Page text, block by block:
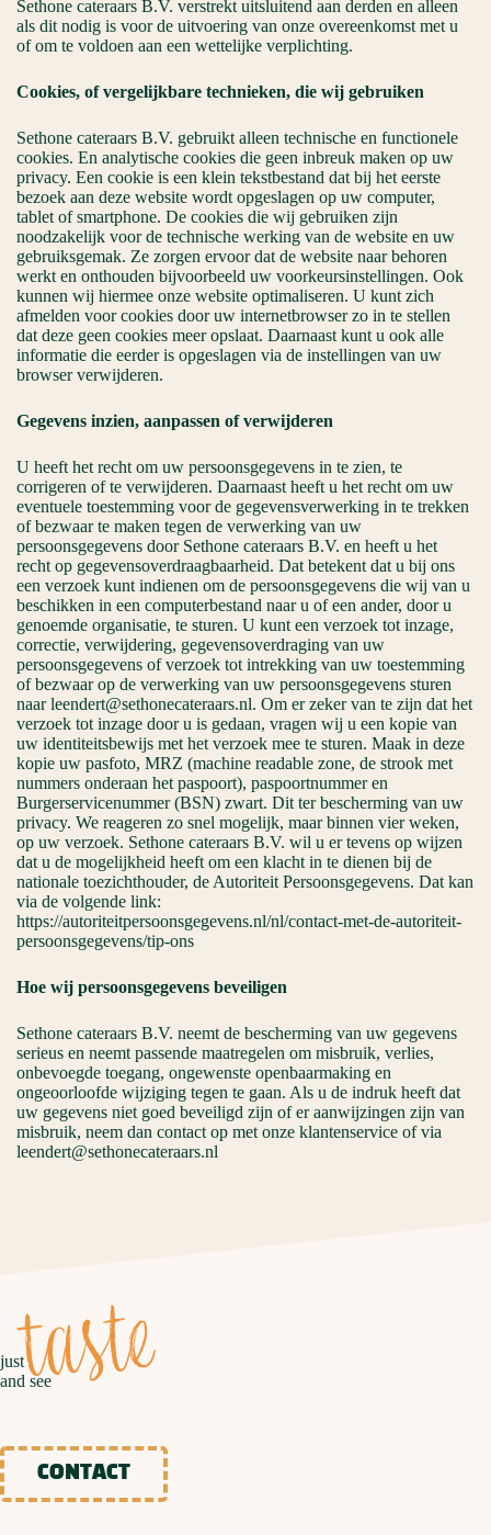
Sethone cateraars B.V. verstrekt uitsluitend aan derden en alleen
als dit nodig is voor de uitvoering van onze overeenkomst met u
of om te voldoen aan een wettelijke verplichting.
Cookies, of vergelijkbare technieken, die wij gebruiken
Sethone cateraars B.V. gebruikt alleen technische en functionele
cookies. En analytische cookies die geen inbreuk maken op uw
privacy. Een cookie is een klein tekstbestand dat bij het eerste
bezoek aan deze website wordt opgeslagen op uw computer,
tablet of smartphone. De cookies die wij gebruiken zijn
noodzakelijk voor de technische werking van de website en uw
gebruiksgemak. Ze zorgen ervoor dat de website naar behoren
werkt en onthouden bijvoorbeeld uw voorkeursinstellingen. Ook
kunnen wij hiermee onze website optimaliseren. U kunt zich
afmelden voor cookies door uw internetbrowser zo in te stellen
dat deze geen cookies meer opslaat. Daarnaast kunt u ook alle
informatie die eerder is opgeslagen via de instellingen van uw
browser verwijderen.
Gegevens inzien, aanpassen of verwijderen
U heeft het recht om uw persoonsgegevens in te zien, te
corrigeren of te verwijderen. Daarnaast heeft u het recht om uw
eventuele toestemming voor de gegevensverwerking in te trekken
of bezwaar te maken tegen de verwerking van uw
persoonsgegevens door Sethone cateraars B.V. en heeft u het
recht op gegevensoverdraagbaarheid. Dat betekent dat u bij ons
een verzoek kunt indienen om de persoonsgegevens die wij van u
beschikken in een computerbestand naar u of een ander, door u
genoemde organisatie, te sturen. U kunt een verzoek tot inzage,
correctie, verwijdering, gegevensoverdraging van uw
persoonsgegevens of verzoek tot intrekking van uw toestemming
of bezwaar op de verwerking van uw persoonsgegevens sturen
naar leendert@sethonecateraars.nl. Om er zeker van te zijn dat het
verzoek tot inzage door u is gedaan, vragen wij u een kopie van
uw identiteitsbewijs met het verzoek mee te sturen. Maak in deze
kopie uw pasfoto, MRZ (machine readable zone, de strook met
nummers onderaan het paspoort), paspoortnummer en
Burgerservicenummer (BSN) zwart. Dit ter bescherming van uw
privacy. We reageren zo snel mogelijk, maar binnen vier weken,
op uw verzoek. Sethone cateraars B.V. wil u er tevens op wijzen
dat u de mogelijkheid heeft om een klacht in te dienen bij de
nationale toezichthouder, de Autoriteit Persoonsgegevens. Dat kan
via de volgende link:
https://autoriteitpersoonsgegevens.nl/nl/contact-met-de-autoriteit-
persoonsgegevens/tip-ons
Hoe wij persoonsgegevens beveiligen
Sethone cateraars B.V. neemt de bescherming van uw gegevens
serieus en neemt passende maatregelen om misbruik, verlies,
onbevoegde toegang, ongewenste openbaarmaking en
ongeoorloofde wijziging tegen te gaan. Als u de indruk heeft dat
uw gegevens niet goed beveiligd zijn of er aanwijzingen zijn van
misbruik, neem dan contact op met onze klantenservice of via
leendert@sethonecateraars.nl
justtaste
and see
CONTACT